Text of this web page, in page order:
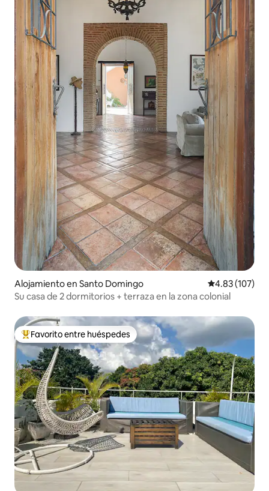
Alojamiento en Santo Domingo Calificación
4.83 (107)
Su casa de 2 dormitorios + terraza en la zona colonial
Favorito entre huéspedes preferido
Favorito entre huéspedes